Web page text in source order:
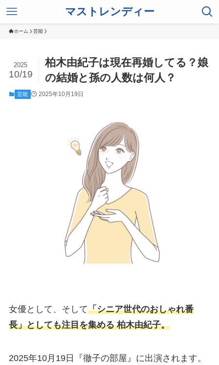
マストレンディー
ホーム 芸能
柏木由紀子は現在再婚してる？娘
の結婚と孫の人数は何人？
2025
10/19
芸能 2025年10月19日
女優として、そして「シニア世代のおしゃれ番
長」としても注目を集める 柏木由紀子。
2025年10月19日『徹子の部屋』に出演されます。